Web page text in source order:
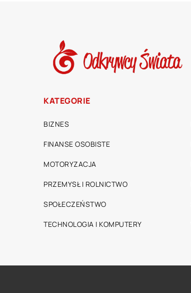
KATEGORIE
BIZNES
FINANSE OSOBISTE
MOTORYZACJA
PRZEMYSŁ I ROLNICTWO
SPOŁECZEŃSTWO
TECHNOLOGIA I KOMPUTERY